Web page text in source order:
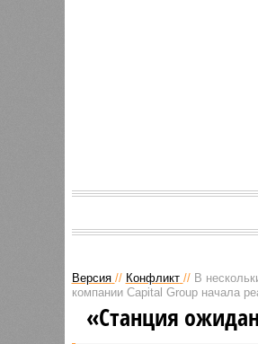
Версия // Конфликт // В
компании Capital Group начала
«Станция